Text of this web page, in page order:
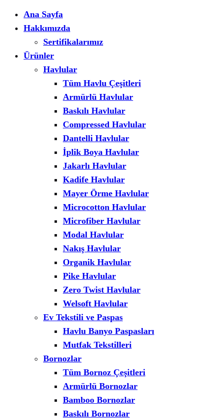
Ana Sayfa
Hakkımızda
Sertifikalarımız
Ürünler
Havlular
Tüm Havlu Çeşitleri
Armürlü Havlular
Baskılı Havlular
Compressed Havlular
Dantelli Havlular
İplik Boya Havlular
Jakarlı Havlular
Kadife Havlular
Mayer Örme Havlular
Microcotton Havlular
Microfiber Havlular
Modal Havlular
Nakış Havlular
Organik Havlular
Pike Havlular
Zero Twist Havlular
Welsoft Havlular
Ev Tekstili ve Paspas
Havlu Banyo Paspasları
Mutfak Tekstilleri
Bornozlar
Tüm Bornoz Çeşitleri
Armürlü Bornozlar
Bamboo Bornozlar
Baskılı Bornozlar